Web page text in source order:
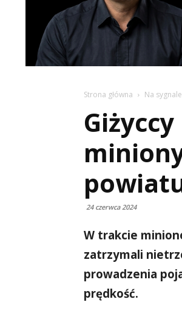
Strona główna Na sygnale
24 czerwca 2024
W trakcie
zatrzymali
prowadzenia
prędkość.